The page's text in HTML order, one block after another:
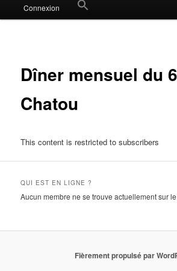
Connexion Search
Search Button
Dîner mensuel du
Chatou
This content is restricted to subscribers
QUI EST EN LIGNE ?
Aucun membre ne se trouve actuellement sur
Fièrement propulsé par